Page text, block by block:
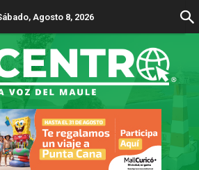
Agosto 8, 2026